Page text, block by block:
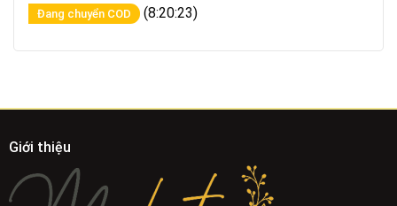
Đang chuyển COD (8:20:23)
Giới thiệu